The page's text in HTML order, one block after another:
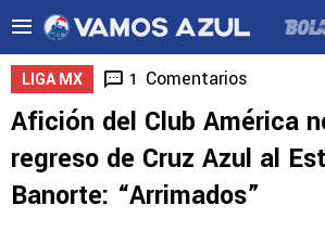
LIGA MX 1 Comentarios
Afición del Club América
regreso de Cruz Azul al
Banorte: “Arrimados”